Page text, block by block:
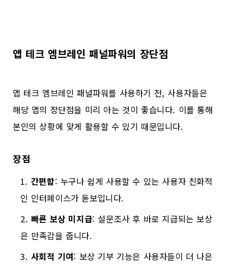
앱 테크 엠브레인 패널파워의 장단점
앱 테크 엠브레인 패널파워를 사용하기 전, 사용자들은
해당 앱의 장단점을 미리 아는 것이 좋습니다. 이를 통해
본인의 상황에 맞게 활용할 수 있기 때문입니다.
장점
간편함: 누구나 쉽게 사용할 수 있는 사용자 친화적
인 인터페이스가 돋보입니다.
빠른 보상 미지급: 설문조사 후 바로 지급되는 보상
은 만족감을 줍니다.
사회적 기여: 보상 기부 기능은 사용자들이 더 나은